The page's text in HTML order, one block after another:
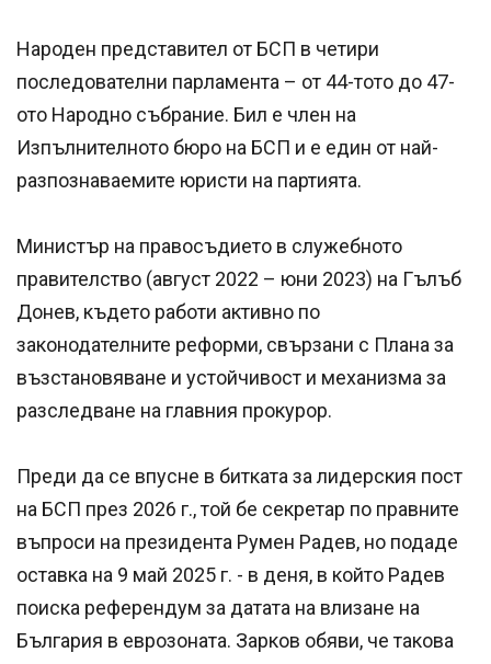
Народен представител от БСП в четири
последователни парламента – от 44-тото до 47-
ото Народно събрание. Бил е член на
Изпълнителното бюро на БСП и е един от най-
разпознаваемите юристи на партията.
Министър на правосъдието в служебното
правителство (август 2022 – юни 2023) на Гълъб
Донев, където работи активно по
законодателните реформи, свързани с Плана за
възстановяване и устойчивост и механизма за
разследване на главния прокурор.
Преди да се впусне в битката за лидерския пост
на БСП през 2026 г., той бе секретар по правните
въпроси на президента Румен Радев, но подаде
оставка на 9 май 2025 г. - в деня, в който Радев
поиска референдум за датата на влизане на
България в еврозоната. Зарков обяви, че такова